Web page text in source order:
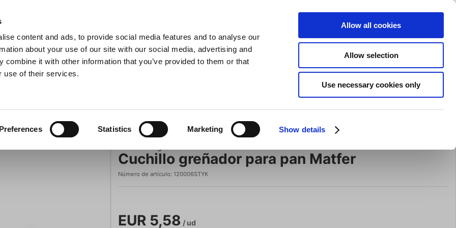
content and ads, to provide social media features and to analyse our
about your use of our site with our social media, advertising and
combine it with other information that you’ve provided to them or that
use of their services.
Preferences Statistics Marketing Show details
Allow all cookies
Allow selection
Use necessary cookies only
Buscar
ENTRAR
Carrito de compras (0)
Ollas y sartenes Para la mesa Marca
Oferta
Cuchillo greñador para pan Matfer
Número de artículo: 120006STYK
EUR 5,58 / ud